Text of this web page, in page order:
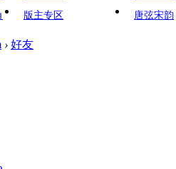
版主专区
唐弦宋韵
› 好友